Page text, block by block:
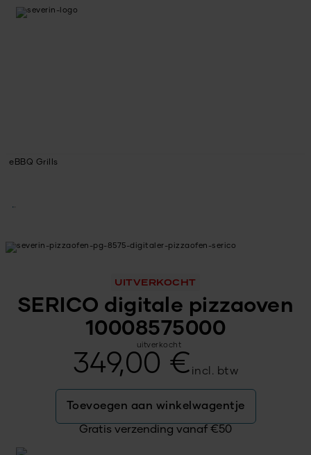
eBBQ Grills
UITVERKOCHT
SERICO digitale pizzaoven
10008575000
uitverkocht
349,00 € incl. btw
Toevoegen aan winkelwagentje
Gratis verzending vanaf €50